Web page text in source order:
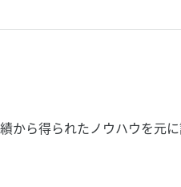
から得られたノウハウを元